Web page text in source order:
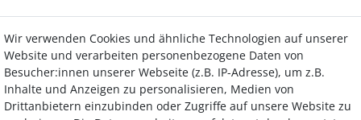
Vertrag widerrufen Kontakt
Wir verwenden Cookies und ähnliche Technologien auf unserer
Website und verarbeiten personenbezogene Daten von
Besucher:innen unserer Webseite (z.B. IP-Adresse), um z.B.
Inhalte und Anzeigen zu personalisieren, Medien von
Drittanbietern einzubinden oder Zugriffe auf unsere Website zu